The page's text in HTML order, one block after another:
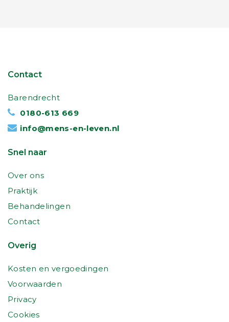
Contact
Barendrecht
0180-613 669
info@mens-en-leven.nl
Snel naar
Over ons
Praktijk
Behandelingen
Contact
Overig
Kosten en vergoedingen
Voorwaarden
Privacy
Cookies